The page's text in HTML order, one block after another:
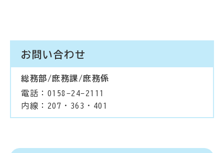
お問い合わせ
総務部/庶務課/庶務係
電話：0158-24-2111
内線：207・363・401